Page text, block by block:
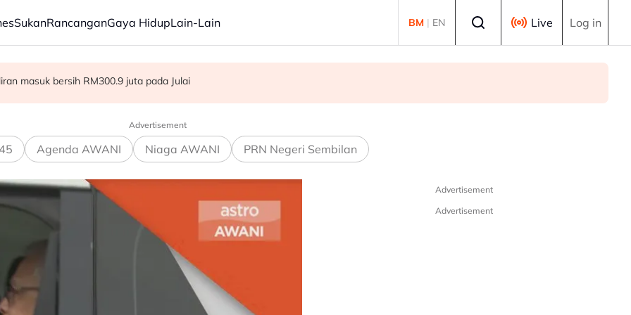
SukanRancanganGaya HidupLain-Lain BM | EN Live Log in
hadapi demensia menjelang 2030 - Hanifah
masuk bersih RM300.9 juta pada Julai
kepada hampir 12,000
Advertisement
Agenda AWANI Niaga AWANI PRN Negeri Sembilan
Advertisement
Advertisement